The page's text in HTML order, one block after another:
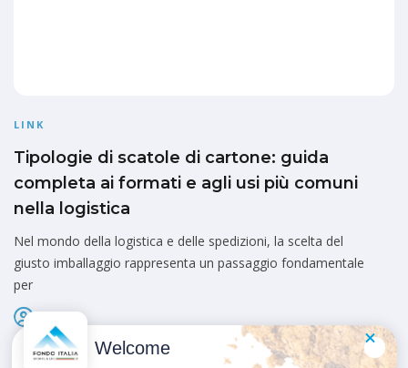
LINK
Tipologie di scatole di cartone: guida
completa ai formati e agli usi più comuni
nella logistica
Nel mondo della logistica e delle spedizioni, la scelta del
giusto imballaggio rappresenta un passaggio fondamentale
per
C.S.
Pubblicato il
Welcome